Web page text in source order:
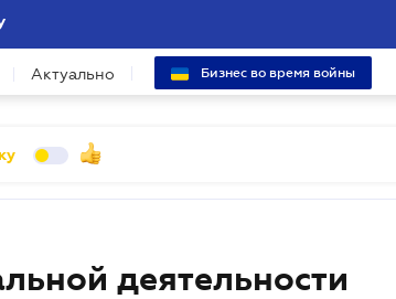
Актуально Бизнес во время войны
деятельности